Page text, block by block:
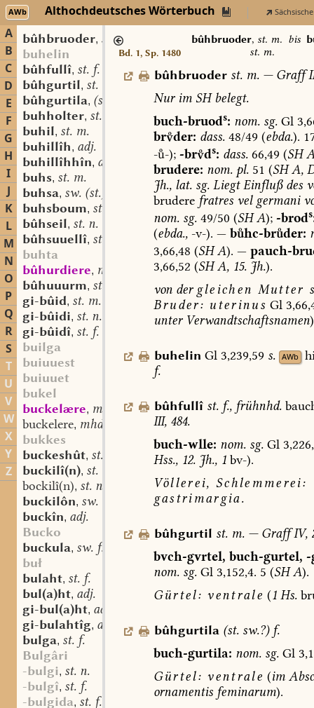
AWb Althochdeutsches Wörterbuch
A
B
C
D
E
F
G
H
I
J
K
L
M
N
O
P
Q
R
S
T
U
V
W
X
Y
Z
bûhbruoder, st. m.
buhelin
bûhfullî, st. f.
bûhgurtil, st. m.
bûhgurtila, (st. sw.?) f.
buhholter, st. (m.?)
buhil, st. m.
buhillîh, adj.
buhillîhhîn, adj.
buhs, st. m.
buhsa, sw. (st.) f.
buhsboum, st. m.
bûhseil, st. n.
bûhsuuellî, st. f.
buhta
bûhurdiere, mhd. st. f.
bûhuuurm, st. m.
gi-bûid, st. m. (auch n.?)
gi-bûidi, st. n.
gi-bûidî, st. f.
builga
buiuuest
buiuuet
bukel
buckelære, mhd. st. m.
buckelere, mhd. st. m.
bukkes
buckeshût, st. f.
buckilî(n), st. n.
bockilî(n), st. n.
buckilôn, sw. v.
buckîn, adj.
Bucko
buckula, sw. f.
buł
bulaht, st. f.
bul(a)ht, adj.
gi-bul(a)ht, adj.
gi-bulahtîg, adj.
bulga, st. f.
Bulgâri
-bulgi, st. n.
-bulgî, st. f.
-bulgida, st. f.
Bd. 1, Sp. 1480
bûhbruoder, st. m. bis
st. m.
bûhbruoder st. m. —Graff
NurimSHbelegt.
buch-bruods: nom.sg.Gl
brder: dass.48/49 (ebda.).
--); -brds: dass. 66,49 (SH
brudere: nom.pl.51 (SHA,
Jh.,lat.sg.LiegtEinflußdes
brudere fratresvelgermani
nom.sg. 49/50 (SHA); -brods
(ebda.,-v-). — bhc-brder:
3,66,48 (SHA). — pauch-
3,66,52 (SHA,15.Jh.).
vonder gleichen Mutter
Bruder: uterinus Gl
unter Verwandtschaftsnamen
buhelin Gl 3,239,59 s. AWb
f.
bûhfullî st. f., frühnhd.
III,484.
buch-wlle: nom.sg.Gl
Hss., 12.Jh.,1bv-).
Völlerei, Schlemmerei:
gastrimargia.
bûhgurtil st. m. —GraffIV,
bvch-gvrtel, buch-gurtel, -
nom.sg. Gl3,152,4. 5 (SHA).
Gürtel: ventrale (1 Hs.
bûhgurtila (st. sw.?) f.
buch-gurtila: nom.sg.Gl
Gürtel: ventrale (im
ornamentis feminarum).